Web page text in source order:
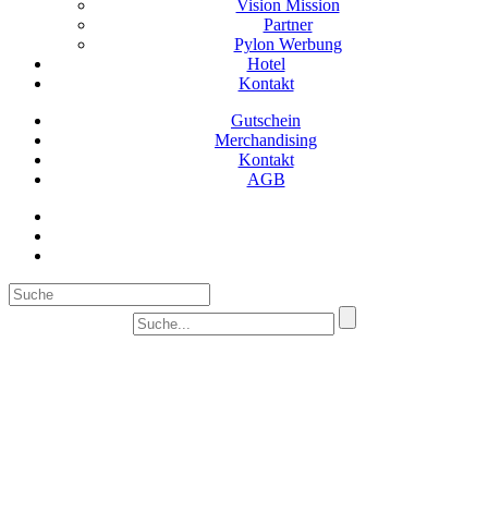
Vision Mission
Partner
Pylon Werbung
Hotel
Kontakt
Gutschein
Merchandising
Kontakt
AGB